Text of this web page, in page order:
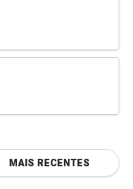
MAIS RECENTES